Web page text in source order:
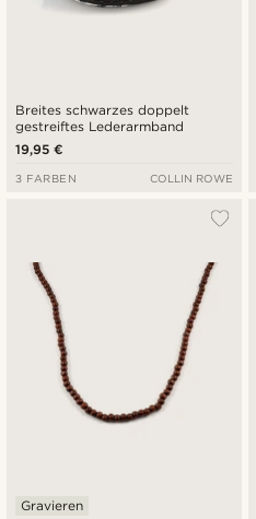
Breites schwarzes doppelt
gestreiftes Lederarmband
19,95 €
3 FARBEN COLLIN ROWE
Gravieren